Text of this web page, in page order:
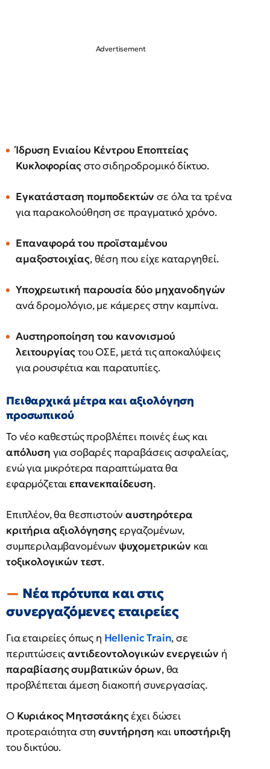
Ίδρυση Ενιαίου Κέντρου Εποπτείας
Κυκλοφορίαςστο σιδηροδρομικό δίκτυο.
Εγκατάσταση πομποδεκτών σε όλα τα τρένα
για παρακολούθηση σε πραγματικό χρόνο.
Επαναφορά του προϊσταμένου
αμαξοστοιχίας, θέση που είχε καταργηθεί.
Υποχρεωτική παρουσία δύο μηχανοδηγών
ανά δρομολόγιο, με κάμερες στην καμπίνα.
Αυστηροποίηση του κανονισμού
λειτουργίαςτου ΟΣΕ, μετά τις αποκαλύψεις
για ρουσφέτια και παρατυπίες.
Πειθαρχικά μέτρα και αξιολόγηση
προσωπικού
Το νέο καθεστώς προβλέπει ποινές έως και
απόλυση για σοβαρές παραβάσεις ασφαλείας,
ενώ για μικρότερα παραπτώματα θα
εφαρμόζεταιεπανεκπαίδευση.
Επιπλέον, θα θεσπιστούναυστηρότερα
κριτήρια αξιολόγησηςεργαζομένων,
συμπεριλαμβανομένων ψυχομετρικών και
τοξικολογικών τεστ.
Νέα πρότυπα και στις
συνεργαζόμενες εταιρείες
Για εταιρείες όπως η Hellenic Train, σε
περιπτώσειςαντιδεοντολογικών ενεργειών ή
παραβίασης συμβατικών όρων, θα
προβλέπεται άμεση διακοπή συνεργασίας.
Ο Κυριάκος Μητσοτάκηςέχει δώσει
προτεραιότητα στησυντήρηση και υποστήριξη
του δικτύου.